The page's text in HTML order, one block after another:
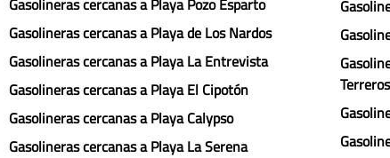
Gasolineras cercanas a Playa de Los Nardos
Gasolineras cercanas a Playa La Entrevista
Gasolineras cercanas a Playa El Cipotón
Gasolineras cercanas a Playa Calypso
Gasolineras cercanas a Playa La Serena
Terreros